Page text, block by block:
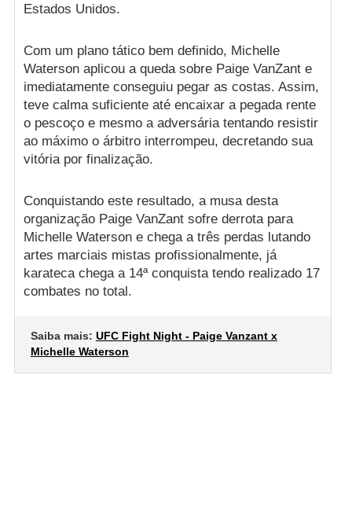
Estados Unidos.
Com um plano tático bem definido, Michelle
Waterson aplicou a queda sobre Paige VanZant e
imediatamente conseguiu pegar as costas. Assim,
teve calma suficiente até encaixar a pegada rente
o pescoço e mesmo a adversária tentando resistir
ao máximo o árbitro interrompeu, decretando sua
vitória por finalização.
Conquistando este resultado, a musa desta
organização Paige VanZant sofre derrota para
Michelle Waterson e chega a três perdas lutando
artes marciais mistas profissionalmente, já
karateca chega a 14ª conquista tendo realizado 17
combates no total.
Saiba mais: UFC Fight Night - Paige Vanzant x
Michelle Waterson